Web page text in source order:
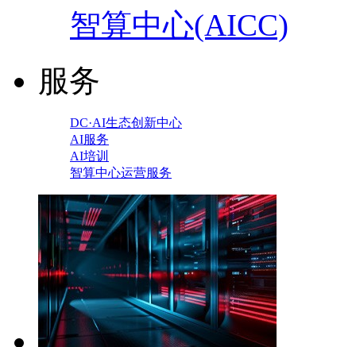
智算中心(AICC)
服务
DC·AI生态创新中心
AI服务
AI培训
智算中心运营服务